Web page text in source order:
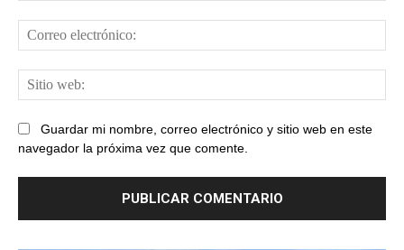
Guardar mi nombre, correo electrónico y sitio web en este
navegador la próxima vez que comente.